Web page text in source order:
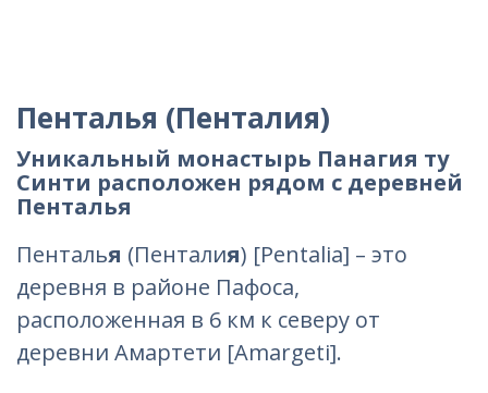
Пенталья (Пенталия)
Уникальный монастырь Панагия ту
Синти расположен рядом с деревней
Пенталья
Пенталья (Пенталия) [Pentalia] – это
деревня в районе Пафоса,
расположенная в 6 км к северу от
деревни Амартети [Amargeti].